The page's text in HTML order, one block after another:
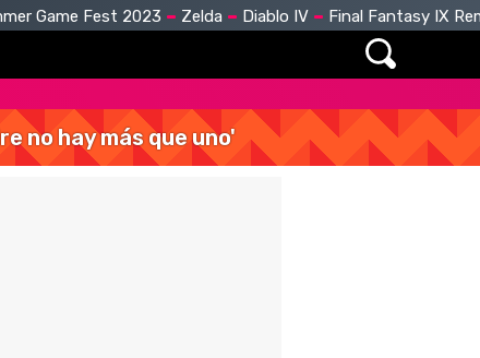
Game Fest 2023 Zelda Diablo IV Final Fantasy IX
no hay más que uno'